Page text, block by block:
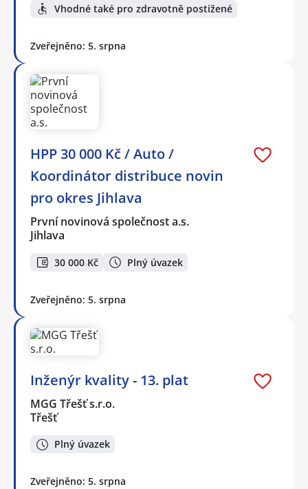
Vhodné také pro zdravotně postižené
Zveřejněno: 5. srpna
HPP 30 000 Kč / Auto /
Koordinátor distribuce novin
pro okres Jihlava
První novinová společnost a.s.
Jihlava
30 000 Kč Plný úvazek
Zveřejněno: 5. srpna
Inženýr kvality - 13. plat
MGG Třešť s.r.o.
Třešť
Plný úvazek
Zveřejněno: 5. srpna